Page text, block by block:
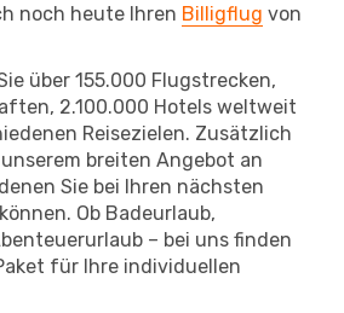
noch heute Ihren Billigflug von
über 155.000 Flugstrecken,
2.100.000 Hotels weltweit
Reisezielen. Zusätzlich
breiten Angebot an
Sie bei Ihren nächsten
Ob Badeurlaub,
– bei uns finden
für Ihre individuellen